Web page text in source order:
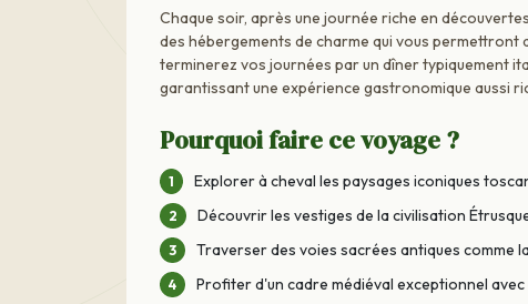
Chaque soir, après une journée riche en
des hébergements de charme qui vous permettront
terminerez vos journées par un dîner typiquement
garantissant une expérience gastronomique aussi
Pourquoi faire ce voyage ?
Explorer à cheval les paysages iconiques
Découvrir les vestiges de la civilisation
Traverser des voies sacrées antiques comme
Profiter d'un cadre médiéval exceptionnel